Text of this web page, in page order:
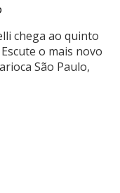
chega ao quinto
o mais novo
São Paulo,